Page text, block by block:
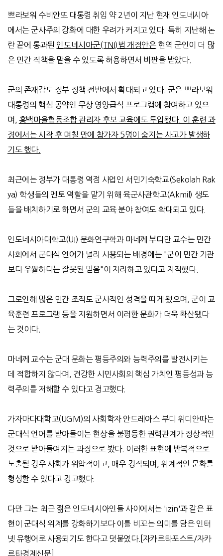
쁘라보워 수비안또 대통령 취임 약2 년이 지난 현재 인도네시아
에서는 군사주의 강화에 대한 우려가 커지고 있다. 특히 지난해 논
란 끝에 통과된 인도네시아군(TNI)법 개정안은현역 군인이 더 많
은 민간 직책을 맡을 수 있도록 허용하면서 비판을 받았다.
군의 존재감도 정부 정책 전반에서 확대되고 있다. 군은 쁘라보워
대통령의 핵심 공약인 무상 영양급식 프로그램에 참여하고 있으
며
홍백마을협동조합 관리자 후보 교육에도 투입됐다. 이 훈련 과
정에서는 시작 후 며칠 만에 참가자5명이 숨지는 사고가 발생하
기도 했다.
최근에는 정부가 대통령 역점 사업인 서민기숙학교(Sekolah Rak
ya)학생들의 멘토 역할을 맡기 위해 육군사관학교(Akmil) 생도
들을 배치하기로 하면서 군의 교육 분야 참여도 확대되고 있다.
인도네시아대학교(UI) 문화연구학과 마네께 부디만 교수는 민간
사회에서 군대식 언어가 널리 사용되는 배경에는 "군이 민간 기관
보다 우월하다는 잘못된 믿음"이 자리하고 있다고 지적했다.
그로인해 많은 민간 조직도 군사적인 성격을 띠게 됐으며
군이 교
육훈련 프로그램 등을 지원하면서 이러한 문화가 더욱 확산됐다
는 것이다.
마네께 교수는 군대 문화는 평등주의와 능력주의를 발전시키는
데 적합하지 않다며
건강한 시민사회의 핵심 가치인 평등성과 능
력주의를 저해할 수 있다고 경고했다.
가자마다대학교(UGM)의 사회학자 안드레아스 부디 위디얀따는
군대식 언어를 받아들이는 현상을 불평등한 권력관계가 정상적인
것으로 받아들여지는 과정으로 봤다. 이러한 표현에 반복적으로
노출될 경우 사회가 위압적이고
매우 경직되며
위계적인 문화를
형성할 수 있다고 경고했다.
다만 그는 최근 젊은 인도네시아인들 사이에서는 'izin'과 같은 표
현이 군대식 위계를 강화하기보다 이를 비꼬는 의미를 담은 인터
넷 유행어로 사용되기도 한다고 덧붙였다.[ 자카르타포스트 /자카
르타경제신문]